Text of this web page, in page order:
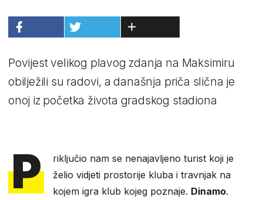
Povijest velikog plavog zdanja na Maksimiru
obilježili su radovi, a današnja priča slična je
onoj iz početka života gradskog stadiona
P
riključio nam se nenajavljeno turist koji je
želio vidjeti prostorije kluba i travnjak na
kojem igra klub kojeg poznaje. Dinamo.